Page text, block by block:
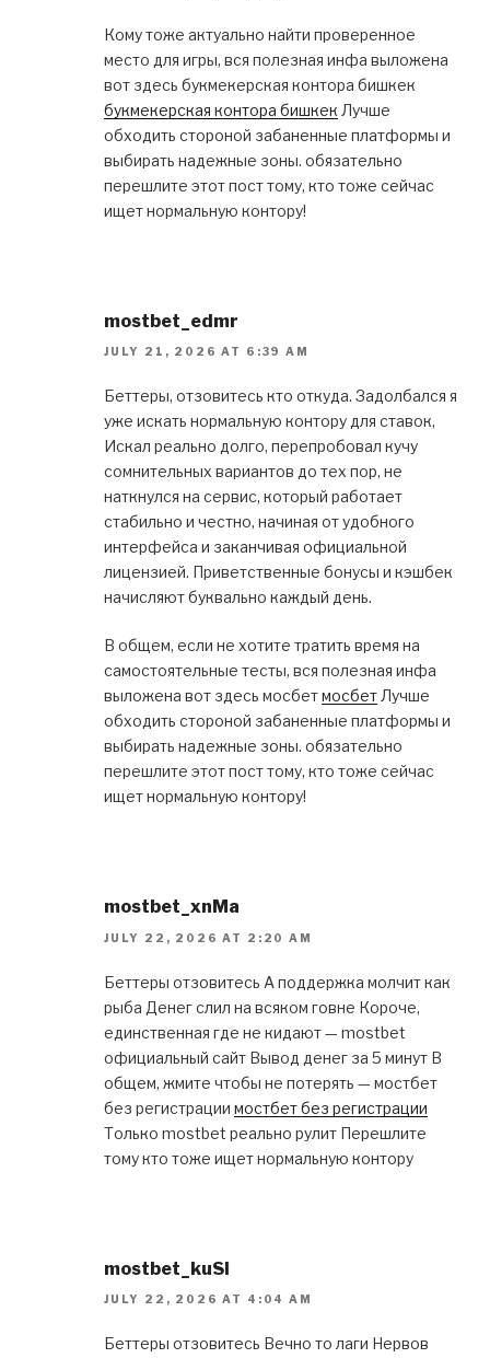
Кому тоже актуально найти проверенное
место для игры, вся полезная инфа выложена
вот здесь букмекерская контора бишкек
букмекерская контора бишкек Лучше
обходить стороной забаненные платформы и
выбирать надежные зоны. обязательно
перешлите этот пост тому, кто тоже сейчас
ищет нормальную контору!
mostbet_edmr
JULY 21, 2026 AT 6:39 AM
Беттеры, отзовитесь кто откуда. Задолбался я
уже искать нормальную контору для ставок,
Искал реально долго, перепробовал кучу
сомнительных вариантов до тех пор, не
наткнулся на сервис, который работает
стабильно и честно, начиная от удобного
интерфейса и заканчивая официальной
лицензией. Приветственные бонусы и кэшбек
начисляют буквально каждый день.
В общем, если не хотите тратить время на
самостоятельные тесты, вся полезная инфа
выложена вот здесь мосбетмосбетЛучше
обходить стороной забаненные платформы и
выбирать надежные зоны. обязательно
перешлите этот пост тому, кто тоже сейчас
ищет нормальную контору!
mostbet_xnMa
JULY 22, 2026 AT 2:20 AM
Беттеры отзовитесь А поддержка молчит как
рыба Денег слил на всяком говне Короче,
единственная где не кидают — mostbet
официальный сайт Вывод денег за 5 минут В
общем, жмите чтобы не потерять — мостбет
без регистрации мостбет без регистрации
Только mostbet реально рулит Перешлите
тому кто тоже ищет нормальную контору
mostbet_kuSl
JULY 22, 2026 AT 4:04 AM
Беттеры отзовитесь Вечно то лаги Нервов